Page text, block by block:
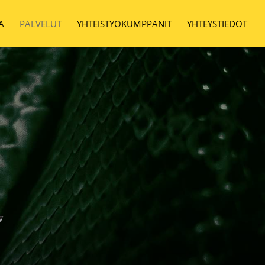
PALVELUT YHTEISTYÖKUMPPANIT YHTEYSTIEDOT